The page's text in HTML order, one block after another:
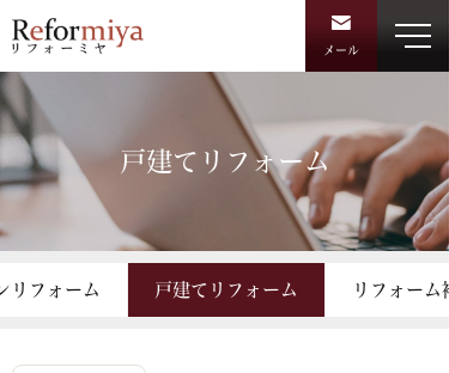
メール
戸建てリフォーム
リフォーム 戸建てリフォーム リフォーム